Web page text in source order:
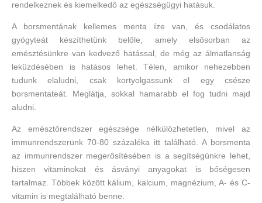
rendelkeznek és kiemelkedő az egészségügyi hatásuk.
A borsmentának kellemes menta íze van, és csodálatos
gyógyteát készíthetünk belőle, amely elsősorban az
emésztésünkre van kedvező hatással, de még az álmatlanság
leküzdésében is hatásos lehet. Télen, amikor nehezebben
tudunk elaludni, csak kortyolgassunk el egy csésze
borsmentateát. Meglátja, sokkal hamarabb el fog tudni majd
aludni.
Az emésztőrendszer egészsége nélkülözhetetlen, mivel az
immunrendszerünk 70-80 százaléka itt található. A borsmenta
az immunrendszer megerősítésében is a segítségünkre lehet,
hiszen vitaminokat és ásványi anyagokat is bőségesen
tartalmaz. Többek között kálium, kalcium, magnézium, A- és C-
vitamin is megtalálható benne.